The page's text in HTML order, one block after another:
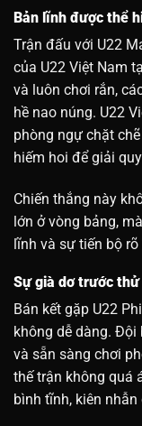
Bản lĩnh được thể
Trận đấu với U22
của U22 Việt Nam
và luôn chơi rắn,
hề nao núng. U22
phòng ngự chặt
hiếm hoi để giải
Chiến thắng này
lớn ở vòng bảng,
lĩnh và sự tiến bộ
Sự già dơ trước
Bán kết gặp U22
không dễ dàng.
và sẵn sàng chơi
thế trận không quá
bình tĩnh, kiên